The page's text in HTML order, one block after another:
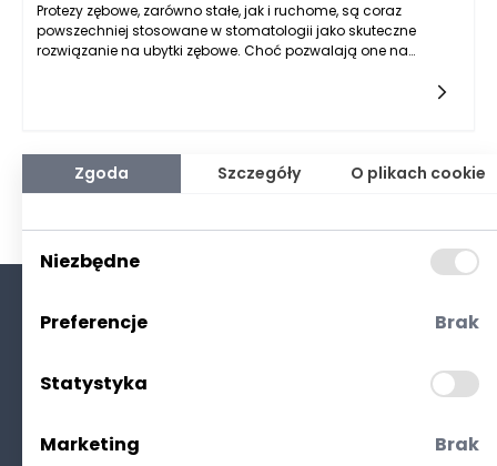
Protezy zębowe, zarówno stałe, jak i ruchome, są coraz
powszechniej stosowane w stomatologii jako skuteczne
rozwiązanie na ubytki zębowe. Choć pozwalają one na
jamy ustnej. W artykule tym przyjrzymy się, w jaki sposób
protezy mogą prowadzić do infekcji oraz przedstawimy
zalecenia dotyczące ich pielęgnacji i użytkowania w celu
Polityka prywatności
Zgoda Szczegóły O plikach cookie
Niezbędne
Preferencje Brak
Statystyka
Marketing Brak